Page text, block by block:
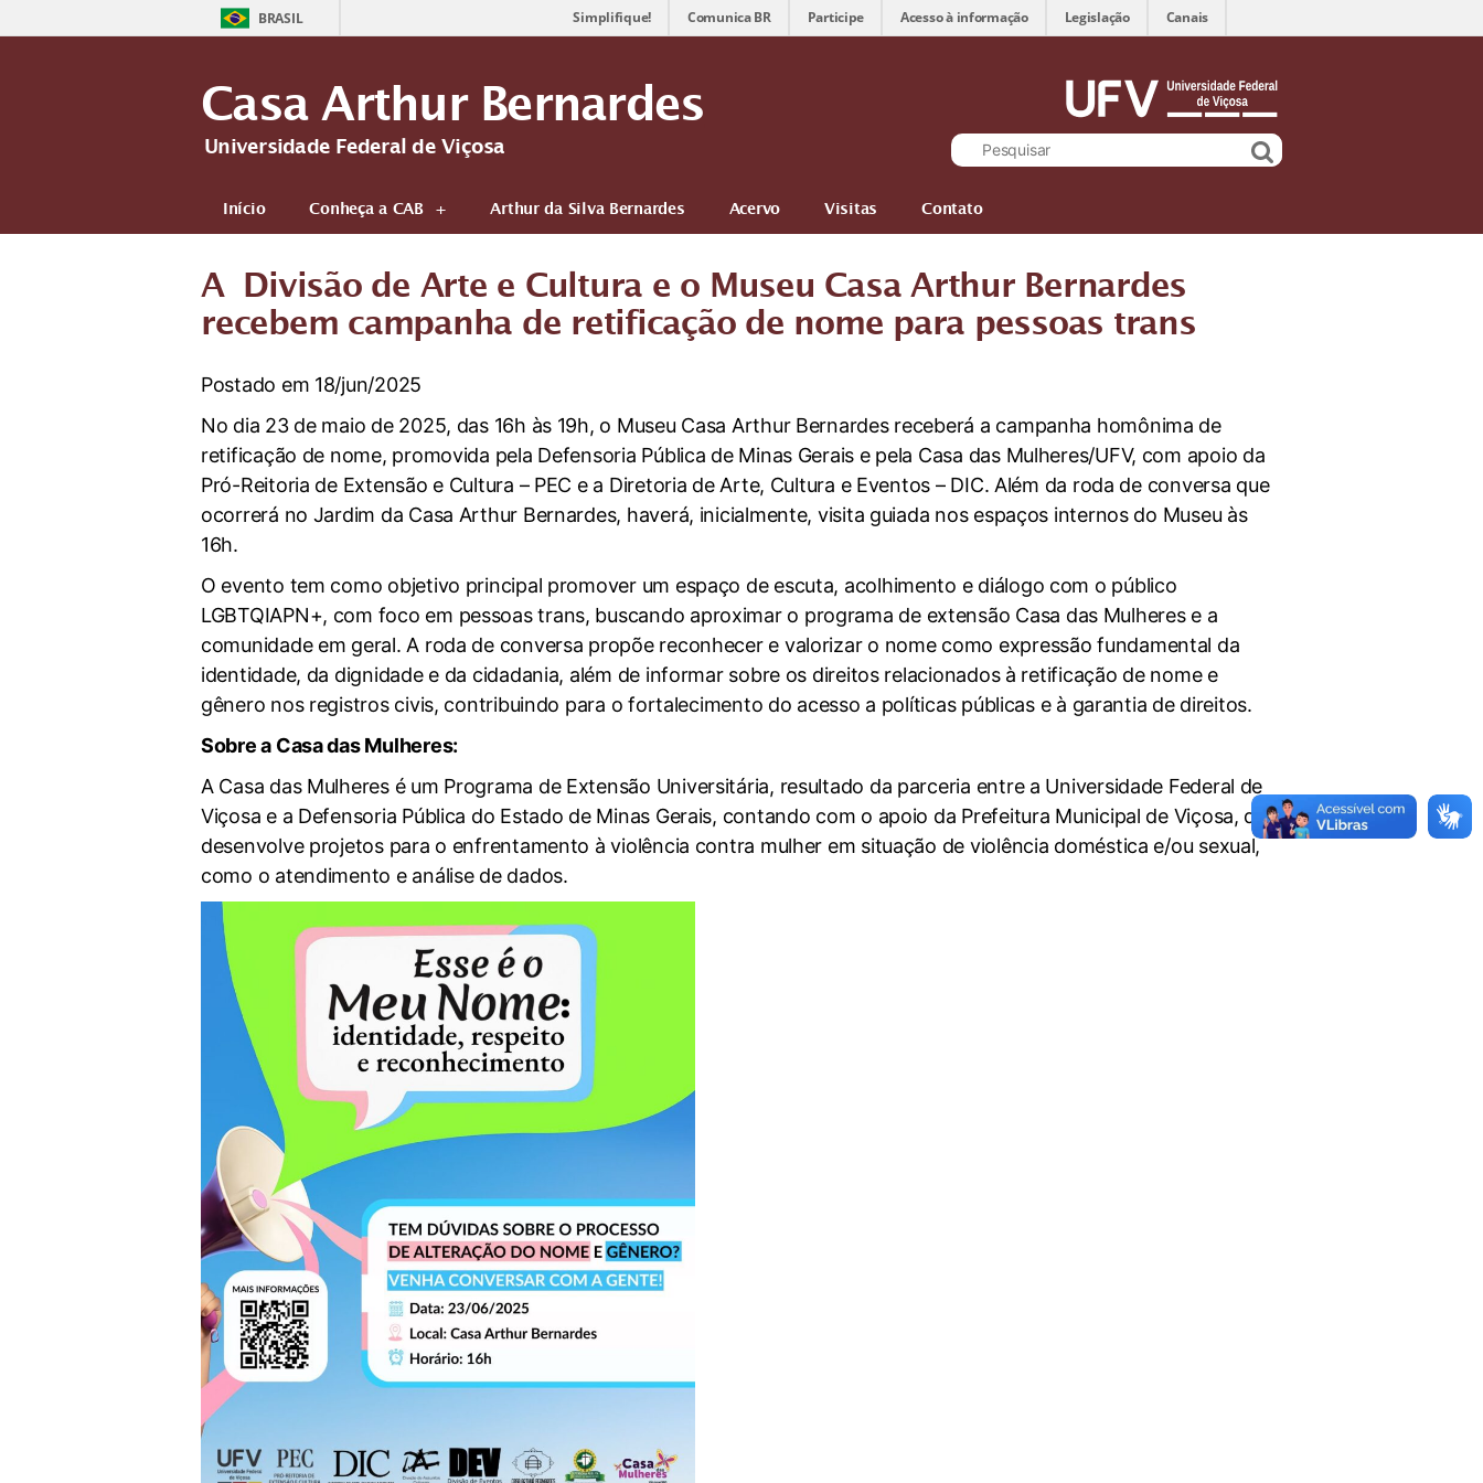
BRASIL Simplifique! Comunica BR Participe Acesso à informação Legislação Canais
Casa Arthur Bernardes
Universidade Federal de Viçosa
Início Conheça a CAB Arthur da Silva Bernardes Acervo Visitas Contato
A Divisão de Arte e Cultura e o Museu Casa Arthur Bernardes
recebem campanha de retificação de nome para pessoas trans
Postado em 18/jun/2025
No dia 23 de maio de 2025, das 16h às 19h, o Museu Casa Arthur Bernardes receberá a campanha homônima de
retificação de nome, promovida pela Defensoria Pública de Minas Gerais e pela Casa das Mulheres/UFV, com apoio da
Pró-Reitoria de Extensão e Cultura – PEC e a Diretoria de Arte, Cultura e Eventos – DIC. Além da roda de conversa que
ocorrerá no Jardim da Casa Arthur Bernardes, haverá, inicialmente, visita guiada nos espaços internos do Museu às
16h.
O evento tem como objetivo principal promover um espaço de escuta, acolhimento e diálogo com o público
LGBTQIAPN+, com foco em pessoas trans, buscando aproximar o programa de extensão Casa das Mulheres e a
comunidade em geral. A roda de conversa propõe reconhecer e valorizar o nome como expressão fundamental da
identidade, da dignidade e da cidadania, além de informar sobre os direitos relacionados à retificação de nome e
gênero nos registros civis, contribuindo para o fortalecimento do acesso a políticas públicas e à garantia de direitos.
Sobre a Casa das Mulheres:
A Casa das Mulheres é um Programa de Extensão Universitária, resultado da parceria entre a Universidade Federal de
Viçosa e a Defensoria Pública do Estado de Minas Gerais, contando com o apoio da Prefeitura Municipal de Viçosa, que
desenvolve projetos para o enfrentamento à violência contra mulher em situação de violência doméstica e/ou sexual,
como o atendimento e análise de dados.